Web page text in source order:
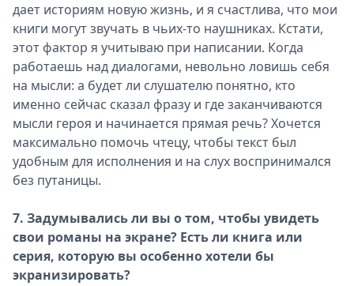
дает историям новую жизнь, и я счастлива, что мои
книги могут звучать в чьих-то наушниках. Кстати,
этот фактор я учитываю при написании. Когда
работаешь над диалогами, невольно ловишь себя
на мысли: а будет ли слушателю понятно, кто
именно сейчас сказал фразу и где заканчиваются
мысли героя и начинается прямая речь? Хочется
максимально помочь чтецу, чтобы текст был
удобным для исполнения и на слух воспринимался
без путаницы.
7. Задумывались ли вы о том, чтобы увидеть
свои романы на экране? Есть ли книга или
серия, которую вы особенно хотели бы
экранизировать?